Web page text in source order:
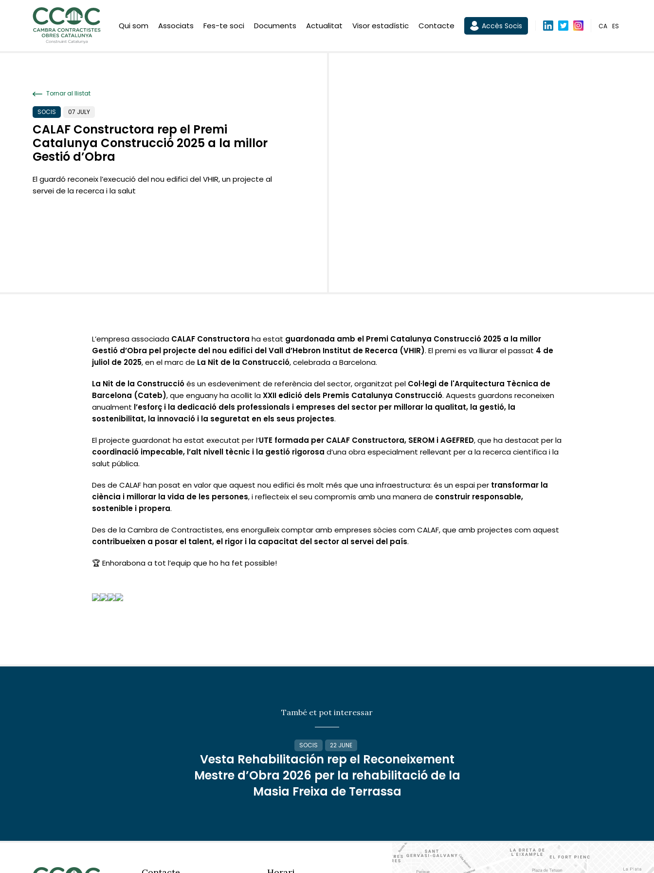
Qui som Associats Fes-te soci Documents Actualitat Visor estadístic Contacte Accès Socis CA ES
Tornar al llistat
SOCIS 07 JULY
CALAF Constructora rep el Premi
Catalunya Construcció 2025 a la millor
Gestió d’Obra
El guardó reconeix l’execució del nou edifici del VHIR, un projecte al
servei de la recerca i la salut
L’empresa associada CALAF Constructora ha estat guardonada amb el Premi Catalunya Construcció 2025 a la millor
Gestió d’Obra pel projecte del nou edifici del Vall d’Hebron Institut de Recerca (VHIR). El premi es va lliurar el passat 4 de
juliol de 2025, en el marc de La Nit de la Construcció, celebrada a Barcelona.
La Nit de la Construccióés un esdeveniment de referència del sector, organitzat pel Col·legi de l'Arquitectura Tècnica de
Barcelona (Cateb), que enguany ha acollit laXXII edició dels Premis Catalunya Construcció. Aquests guardons reconeixen
anualment l’esforç i la dedicació dels professionals i empreses del sector per millorar la qualitat, la gestió, la
sostenibilitat, la innovació i la seguretat en els seus projectes.
El projecte guardonat ha estat executat per l’UTE formada per CALAF Constructora, SEROM i AGEFRED, que ha destacat per la
coordinació impecable, l’alt nivell tècnic i la gestió rigorosa d’una obra especialment rellevant per a la recerca científica i la
salut pública.
Des de CALAF han posat en valor que aquest nou edifici és molt més que una infraestructura: és un espai per transformar la
ciència i millorar la vida de les persones, i reflecteix el seu compromís amb una manera de construir responsable,
sostenible i propera.
Des de la Cambra de Contractistes, ens enorgulleix comptar amb empreses sòcies com CALAF, que amb projectes com aquest
contribueixen a posar el talent, el rigor i la capacitat del sector al servei del país.
🏆 Enhorabona a tot l’equip que ho ha fet possible!
També et pot interessar
SOCIS 22 JUNE
Vesta Rehabilitación rep el Reconeixement
Mestre d’Obra 2026 per la rehabilitació de la
Masia Freixa de Terrassa